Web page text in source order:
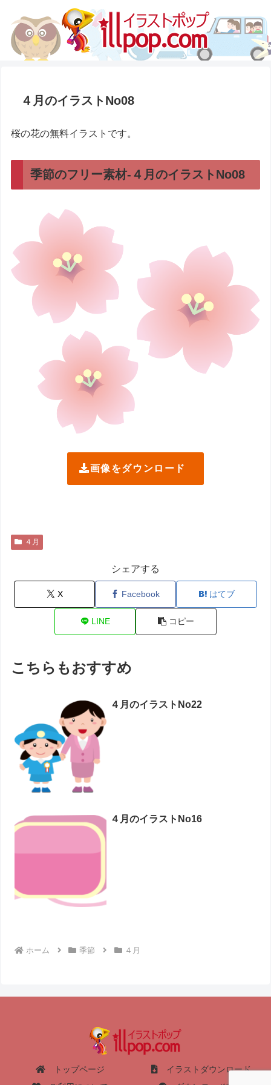
４月のイラストNo08
桜の花の無料イラストです。
季節のフリー素材-４月のイラストNo08
画像をダウンロード
４月
シェアする
X Facebook はてブ
LINE コピー
こちらもおすすめ
４月のイラストNo22
４月のイラストNo16
ホーム 季節 ４月
トップページ
イラストダウンロード